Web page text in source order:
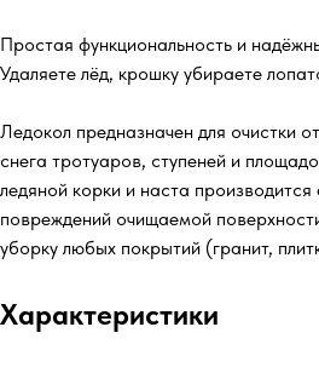
Простая функциональность и
Удаляете лёд, крошку убираете
Ледокол предназначен для очистки
снега тротуаров, ступеней и
ледяной корки и наста
повреждений очищаемой
уборку любых покрытий (гранит,
Характеристики